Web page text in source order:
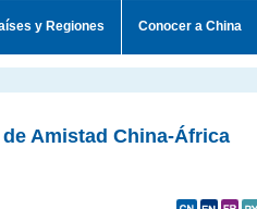
y Regiones Conocer a China
Amistad China-África